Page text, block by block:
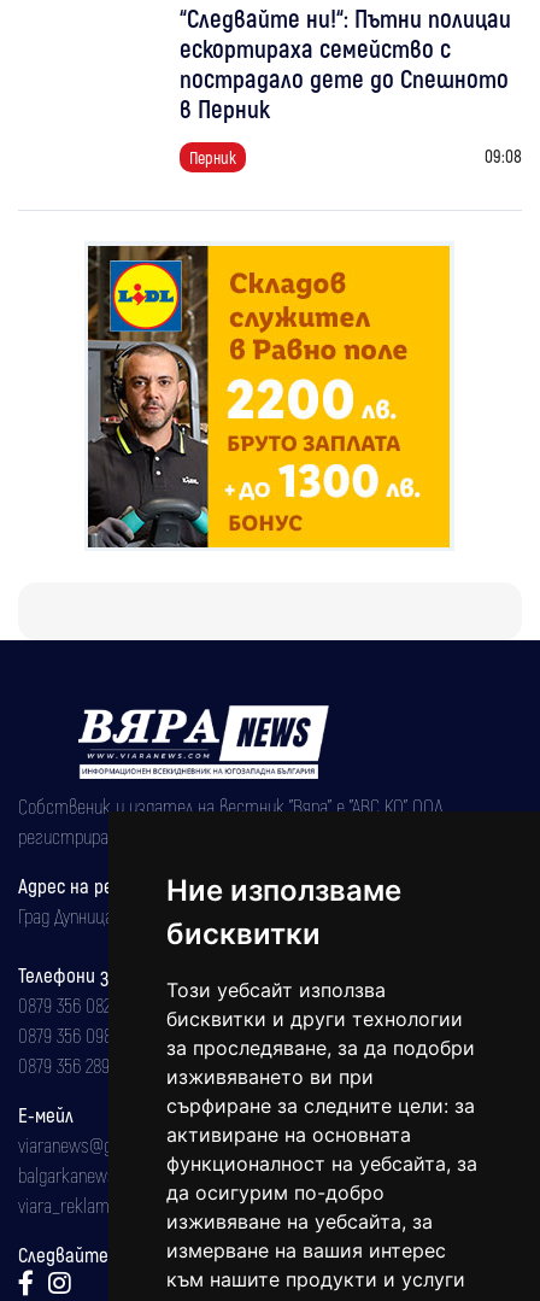
Ние използваме
бисквитки
Този уебсайт използва
бисквитки и други технологии
за проследяване, за да подобри
изживяването ви при
сърфиране за следните цели: за
активиране на основната
функционалност на уебсайта, за
да осигурим по-добро
изживяване на уебсайта, за
измерване на вашия интерес
към нашите продукти и услуги
“Следвайте ни!“: Пътни полицаи
ескортираха семейство с
пострадало дете до Спешното
в Перник
Перник 09:08
Собственик и издател на вестник "Вяра" е "АВС КО" ООД,
регистрирана на 08.05.2002 година.
Адрес на редакцията
Град Дупница, ул.''Христо Ботев" 43
Телефони за реклама и абонаменти
0879 356 082
0879 356 098
0879 356 289
Е-мейл
viaranews@gmail.com
balgarkanews@gmail.com
viara_reklama@mail.bg
Следвайте ни: